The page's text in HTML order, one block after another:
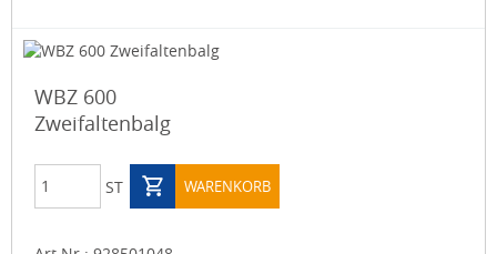
WBZ 600
Zweifaltenbalg
ST WARENKORB